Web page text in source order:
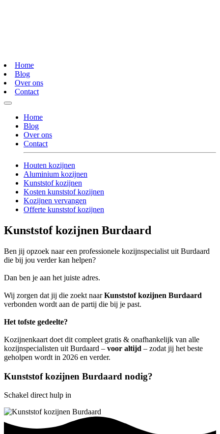
Home
Blog
Over ons
Contact
Home
Blog
Over ons
Contact
Houten kozijnen
Aluminium kozijnen
Kunststof kozijnen
Kosten kunststof kozijnen
Kozijnen vervangen
Offerte kunststof kozijnen
Kunststof kozijnen Burdaard
Ben jij opzoek naar een professionele kozijnspecialist uit Burdaard
die bij jou verder kan helpen?
Dan ben je aan het juiste adres.
Wij zorgen dat jij die zoekt naarKunststof kozijnen Burdaard
verbonden wordt aan de partij die bij je past.
Het tofste gedeelte?
Kozijnenkaart doet dit compleet gratis & onafhankelijk van alle
kozijnspecialisten uit Burdaard – voor altijd – zodat jij het beste
geholpen wordt in 2026 en verder.
Kunststof kozijnen Burdaard nodig?
Schakel direct hulp in